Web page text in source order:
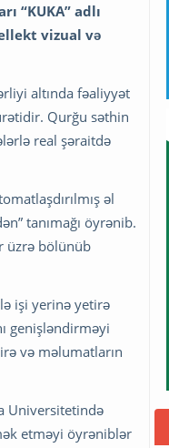
“KUKA” adlı
vizual və
altında fəaliyyət
Qurğu səthin
real şəraitdə
əl
tanımağı öyrənib.
üzrə bölünüb
işi yerinə yetirə
genişləndirməyi
və məlumatların
Universitetində
etməyi öyrəniblər